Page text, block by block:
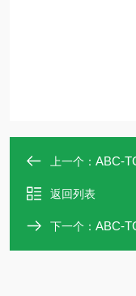
上一个： ABC-
返回列表
下一个： ABC-